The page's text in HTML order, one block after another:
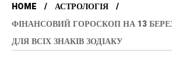
HOME
АСТРОЛОГІЯ
ФІНАНСОВИЙ ГОРОСКОП НА 13
ДЛЯ ВСІХ ЗНАКІВ ЗОДІАКУ